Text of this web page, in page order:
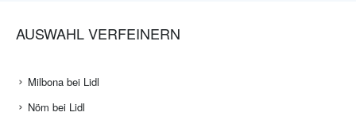
AUSWAHL VERFEINERN
Milbona bei Lidl
Nöm bei Lidl